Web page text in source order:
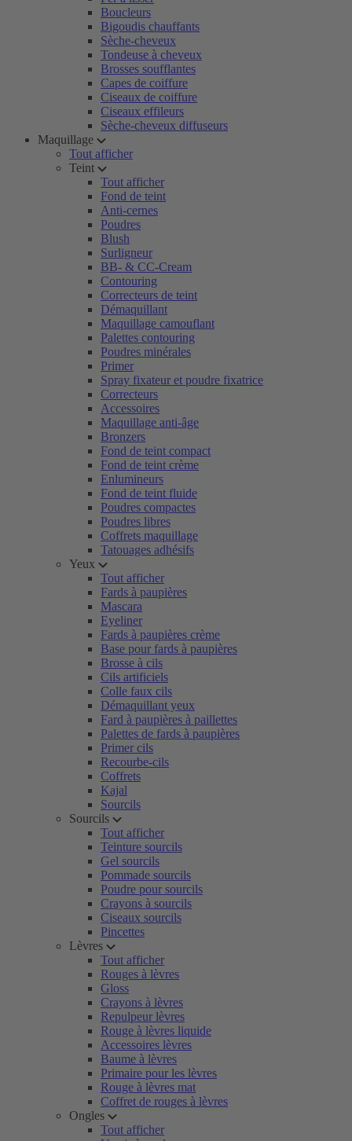
Boucleurs
Bigoudis chauffants
Sèche-cheveux
Tondeuse à cheveux
Brosses soufflantes
Capes de coiffure
Ciseaux de coiffure
Ciseaux effileurs
Sèche-cheveux diffuseurs
Maquillage
Tout afficher
Teint
Tout afficher
Fond de teint
Anti-cernes
Poudres
Blush
Surligneur
BB- & CC-Cream
Contouring
Correcteurs de teint
Démaquillant
Maquillage camouflant
Palettes contouring
Poudres minérales
Primer
Spray fixateur et poudre fixatrice
Correcteurs
Accessoires
Maquillage anti-âge
Bronzers
Fond de teint compact
Fond de teint crème
Enlumineurs
Fond de teint fluide
Poudres compactes
Poudres libres
Coffrets maquillage
Tatouages adhésifs
Yeux
Tout afficher
Fards à paupières
Mascara
Eyeliner
Fards à paupières crème
Base pour fards à paupières
Brosse à cils
Cils artificiels
Colle faux cils
Démaquillant yeux
Fard à paupières à paillettes
Palettes de fards à paupières
Primer cils
Recourbe-cils
Coffrets
Kajal
Sourcils
Sourcils
Tout afficher
Teinture sourcils
Gel sourcils
Pommade sourcils
Poudre pour sourcils
Crayons à sourcils
Ciseaux sourcils
Pincettes
Lèvres
Tout afficher
Rouges à lèvres
Gloss
Crayons à lèvres
Repulpeur lèvres
Rouge à lèvres liquide
Accessoires lèvres
Baume à lèvres
Primaire pour les lèvres
Rouge à lèvres mat
Coffret de rouges à lèvres
Ongles
Tout afficher